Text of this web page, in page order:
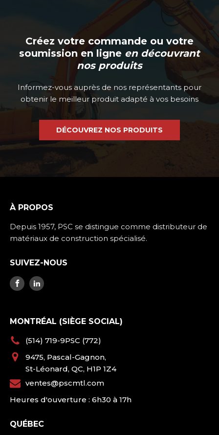
Créez votre commande ou votre
soumission en ligne en découvrant
nos produits
Informez-vous auprès de nos représentants pour
obtenir le meilleur produit adapté à vos besoins
DÉCOUVREZ NOS PRODUITS
À PROPOS
Depuis 1957, PSC se distingue comme distributeur de
matériaux de construction spécialisé.
SUIVEZ-NOUS
MONTRÉAL (SIÈGE SOCIAL)
(514) 719-9PSC (772)
9475, Pascal-Gagnon,
St-Léonard, QC, H1P 1Z4
ventes@pscmtl.com
Heures d'ouverture : 6h30 à 17h
QUÉBEC